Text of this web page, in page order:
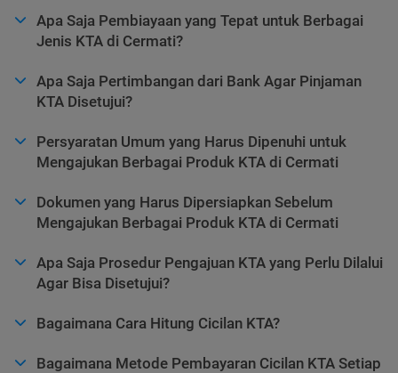
Apa Saja Pembiayaan yang Tepat untuk Berbagai
Jenis KTA di Cermati?
Apa Saja Pertimbangan dari Bank Agar Pinjaman
KTA Disetujui?
Persyaratan Umum yang Harus Dipenuhi untuk
Mengajukan Berbagai Produk KTA di Cermati
Dokumen yang Harus Dipersiapkan Sebelum
Mengajukan Berbagai Produk KTA di Cermati
Apa Saja Prosedur Pengajuan KTA yang Perlu Dilalui
Agar Bisa Disetujui?
Bagaimana Cara Hitung Cicilan KTA?
Bagaimana Metode Pembayaran Cicilan KTA Setiap